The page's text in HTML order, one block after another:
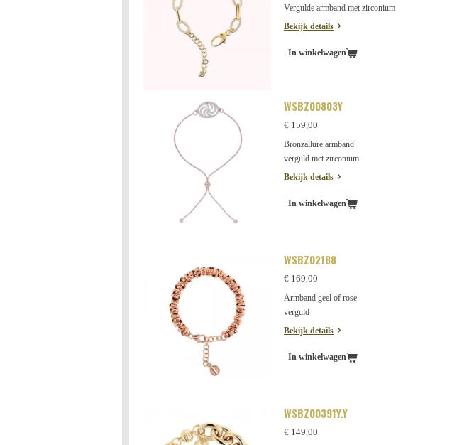
Vergulde armband met zirconium
Bekijk details
In winkelwagen
WSBZ00803Y
€ 159,00
Bronzallure armband
verguld met zirconium
Bekijk details
In winkelwagen
WSBZ02188
€ 169,00
Armband geel of rose
verguld
Bekijk details
In winkelwagen
WSBZ00391Y.Y
€ 149,00